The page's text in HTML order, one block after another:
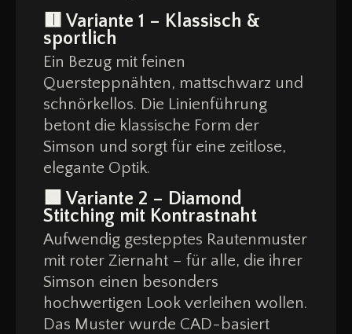
🟥 Variante 1 – Klassisch &
sportlich
Ein Bezug mit feinen
Quersteppnähten, mattschwarz und
schnörkellos. Die Linienführung
betont die klassische Form der
Simson und sorgt für eine zeitlose,
elegante Optik.
Variante 2 – Diamond
Stitching mit Kontrastnaht
Aufwendig gestepptes Rautenmuster
mit roter Ziernaht – für alle, die ihrer
Simson einen besonders
hochwertigen Look verleihen wollen.
Das Muster wurde CAD-basiert